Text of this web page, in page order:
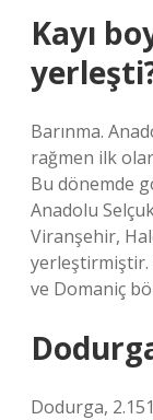
Kayı
Barınma.
rağmen ilk
Bu dönemde
Anadolu
Viranşehir,
yerleştirmiştir.
ve Domaniç
Dodurga,